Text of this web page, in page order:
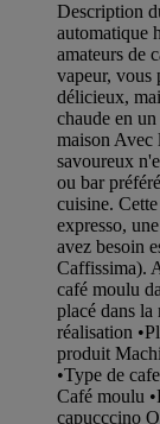
Description
automatique
amateurs de
vapeur, vous
délicieux,
chaude en
maison Avec
savoureux
ou bar
cuisine.
expresso,
avez besoin
Caffissima).
café moulu
placé dans la
réalisation
produit
•Type de
Café moulu
capucccino